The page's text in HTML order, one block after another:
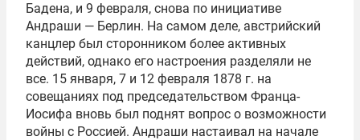
Бадена, и 9 февраля, снова по инициативе
Андраши — Берлин. На самом деле, австрийский
канцлер был сторонником более активных
действий, однако его настроения разделяли не
все. 15 января, 7 и 12 февраля 1878 г. на
совещаниях под председательством Франца-
Иосифа вновь был поднят вопрос о возможности
войны с Россией. Андраши настаивал на начале